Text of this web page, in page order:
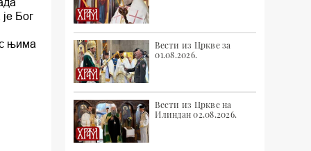
Бог
њима
Вести из Цркве за
01.08.2026.
Вести из Цркве на
Илиндан 02.08.2026.